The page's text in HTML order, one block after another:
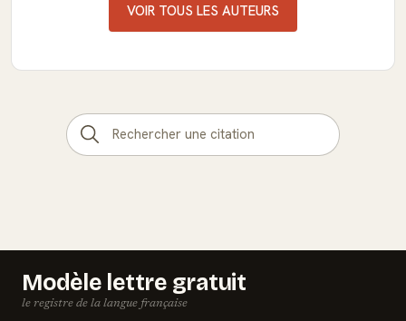
VOIR TOUS LES AUTEURS
Modèle lettre gratuit
le registre de la langue française